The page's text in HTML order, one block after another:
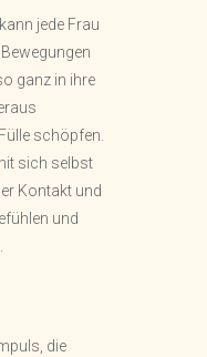
jede Frau
ganz in ihre
schöpfen.
sich selbst
Kontakt und
und
die